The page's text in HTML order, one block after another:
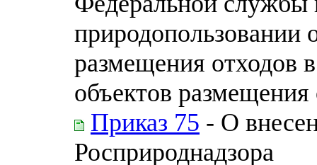
природопользовании
размещения отходов
объектов размещения
Приказ 75 - О
Росприроднадзора